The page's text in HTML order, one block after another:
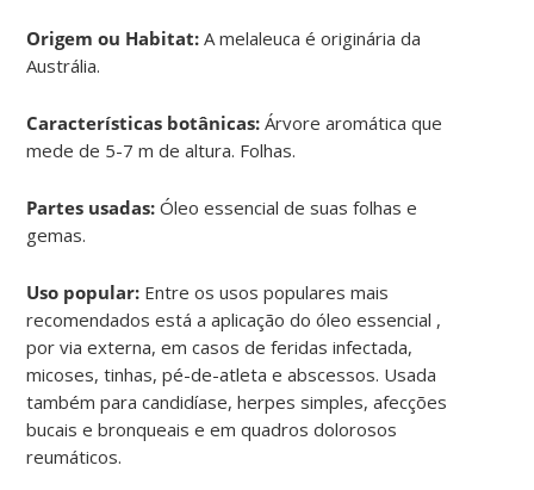
Origem ou Habitat:A melaleuca é originária da
Austrália.
Características botânicas:Árvore aromática que
mede de 5-7 m de altura. Folhas.
Partes usadas: Óleo essencial de suas folhas e
gemas.
Uso popular: Entre os usos populares mais
recomendados está a aplicação do óleo essencial ,
por via externa, em casos de feridas infectada,
micoses, tinhas, pé-de-atleta e abscessos. Usada
também para candidíase, herpes simples, afecções
bucais e bronqueais e em quadros dolorosos
reumáticos.